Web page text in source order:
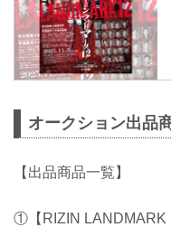
オークション出品
【出品商品一覧】
①【RIZIN LANDMARK